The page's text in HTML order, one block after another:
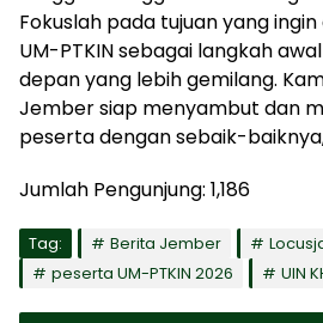
Fokuslah pada tujuan yang
UM-PTKIN sebagai langkah
depan yang lebih gemilang.
Jember siap menyambut dan
peserta dengan sebaik-
Jumlah Pengunjung: 1,186
Tag: Berita Jember
peserta UM-PTKIN 2026
UIN